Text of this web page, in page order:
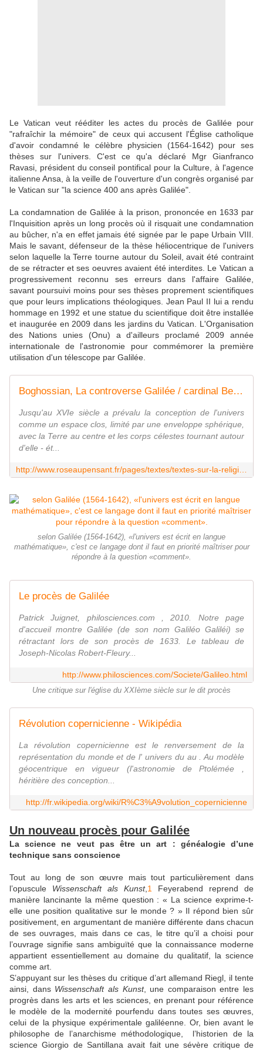
Le Vatican veut rééditer les actes du procès de Galilée pour
"rafraîchir la mémoire" de ceux qui accusent l'Église catholique
d'avoir condamné le célèbre physicien (1564-1642) pour ses
thèses sur l'univers. C'est ce qu'a déclaré Mgr Gianfranco
Ravasi, président du conseil pontifical pour la Culture, à l'agence
italienne Ansa, à la veille de l'ouverture d'un congrès organisé par
le Vatican sur "la science 400 ans après Galilée".
La condamnation de Galilée à la prison, prononcée en 1633 par
l'Inquisition après un long procès où il risquait une condamnation
au bûcher, n'a en effet jamais été signée par le pape Urbain VIII.
Mais le savant, défenseur de la thèse héliocentrique de l'univers
selon laquelle la Terre tourne autour du Soleil, avait été contraint
de se rétracter et ses oeuvres avaient été interdites. Le Vatican a
progressivement reconnu ses erreurs dans l'affaire Galilée,
savant poursuivi moins pour ses thèses proprement scientifiques
que pour leurs implications théologiques. Jean Paul II lui a rendu
hommage en 1992 et une statue du scientifique doit être installée
et inaugurée en 2009 dans les jardins du Vatican. L'Organisation
des Nations unies (Onu) a d'ailleurs proclamé 2009 année
internationale de l'astronomie pour commémorer la première
utilisation d'un télescope par Galilée.
Boghossian, La controverse Galilée / cardinal Bellarmin
Jusqu'au XVIe siècle a prévalu la conception de l'uni­vers
comme un espace clos, limité par une enveloppe sphérique,
avec la Terre au centre et les corps célestes tournant autour
d'elle - ét...
selon Galilée (1564-1642), «l'univers est écrit en langue
mathématique», c'est ce langage dont il faut en priorité maîtriser pour
répondre à la question «comment».
Le procès de Galilée
Patrick Juignet, philosciences.com , 2010. Notre page
d'accueil montre Galilée (de son nom Galiléo Galiléi) se
rétractant lors de son procès de 1633. Le tableau de
Joseph-Nicolas Robert-Fleury...
http://www.philosciences.com/Societe/Galileo.html
Une critique sur l'église du XXIème siècle sur le dit procès
Révolution copernicienne - Wikipédia
La révolution copernicienne est le renversement de la
représentation du monde et de l' univers du au . Au modèle
géocentrique en vigueur (l'astronomie de Ptolémée ,
héritière des conception...
http://fr.wikipedia.org/wiki/R%C3%A9volution_copernicienne
Un nouveau procès pour Galilée
La science ne veut pas être un art : généalogie d’une
technique sans conscience
Tout au long de son œuvre mais tout particulièrement dans
l’opuscule Wissenschaft als Kunst, 1
Feyerabend reprend de
manière lancinante la même question : « La science exprime-t-
elle une position qualitative sur le monde ? » Il répond bien sûr
positivement, en argumentant de manière différente dans chacun
de ses ouvrages, mais dans ce cas, le titre qu’il a choisi pour
l’ouvrage signifie sans ambiguïté que la connaissance moderne
appartient essentiellement au domaine du qualitatif, la science
comme art.
S’appuyant sur les thèses du critique d’art allemand Riegl, il tente
ainsi, dans Wissenschaft als Kunst, une comparaison entre les
progrès dans les arts et les sciences, en prenant pour référence
le modèle de la modernité pourfendu dans toutes ses œuvres,
celui de la physique expérimentale galiléenne. Or, bien avant le
philosophe de l’anarchisme méthodologique, l’historien de la
science Giorgio de Santillana avait fait une sévère critique de